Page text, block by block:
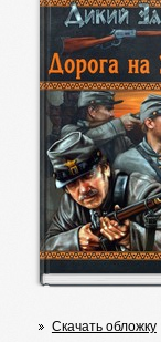
Скачать обложку